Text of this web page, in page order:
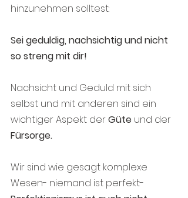
hinzunehmen solltest:
Sei geduldig, nachsichtig und nicht
so streng mit dir!
Nachsicht und Geduld mit sich
selbst und mit anderen sind ein
wichtiger Aspekt der Güte und der
Fürsorge.
Wir sind wie gesagt komplexe
Wesen- niemand ist perfekt-